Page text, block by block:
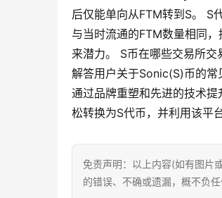
后仅能单向从FTM转到S。 S
与当时流通的FTM数量相同
来潜力。 S币在哪些交易所
解答用户关于Sonic(S)币的常
通过品牌重塑和先进的技术
松转换为S代币，并利用该平
免责声明：以上内容(如有图片
的错误、不确或遗漏，概不负